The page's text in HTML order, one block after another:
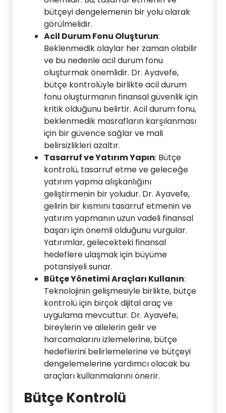
bütçeyi dengelemenin bir yolu olarak
görülmelidir.
Acil Durum Fonu Oluşturun:
Beklenmedik olaylar her zaman olabilir
ve bu nedenle acil durum fonu
oluşturmak önemlidir. Dr. Ayavefe,
bütçe kontrolüyle birlikte acil durum
fonu oluşturmanın finansal güvenlik için
kritik olduğunu belirtir. Acil durum fonu,
beklenmedik masrafların karşılanması
için bir güvence sağlar ve mali
belirsizlikleri azaltır.
Tasarruf ve Yatırım Yapın: Bütçe
kontrolü, tasarruf etme ve geleceğe
yatırım yapma alışkanlığını
geliştirmenin bir yoludur. Dr. Ayavefe,
gelirin bir kısmını tasarruf etmenin ve
yatırım yapmanın uzun vadeli finansal
başarı için önemli olduğunu vurgular.
Yatırımlar, gelecekteki finansal
hedeflere ulaşmak için büyüme
potansiyeli sunar.
Bütçe Yönetimi Araçları Kullanın:
Teknolojinin gelişmesiyle birlikte, bütçe
kontrolü için birçok dijital araç ve
uygulama mevcuttur. Dr. Ayavefe,
bireylerin ve ailelerin gelir ve
harcamalarını izlemelerine, bütçe
hedeflerini belirlemelerine ve bütçeyi
dengelemelerine yardımcı olacak bu
araçları kullanmalarını önerir.
Bütçe Kontrolü